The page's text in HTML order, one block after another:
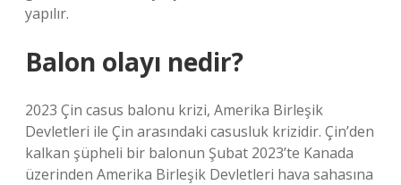
yapılır.
Balon olayı nedir?
2023 Çin casus balonu krizi, Amerika Birleşik
Devletleri ile Çin arasındaki casusluk krizidir. Çin’den
kalkan şüpheli bir balonun Şubat 2023’te Kanada
üzerinden Amerika Birleşik Devletleri hava sahasına